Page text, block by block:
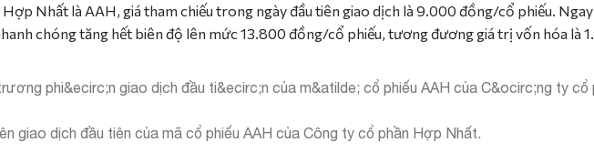
Nhất là AAH, giá tham chiếu trong ngày đầu tiên giao dịch là 9.000 đồng/cổ phiếu.
chóng tăng hết biên độ lên mức 13.800 đồng/cổ phiếu, tương đương giá trị vốn hóa là
giao dịch đầu tiên của mã cổ phiếu AAH của Công ty cổ phần Hợp Nhất.